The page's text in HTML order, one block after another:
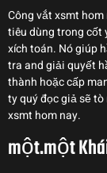
Công vắt xsmt
tiêu dùng trong cốt
xích toán. Nó giúp
tra and giải quyết
thành hoặc cấp
ty quý đọc giả sẽ
xsmt hom nay.
một.một